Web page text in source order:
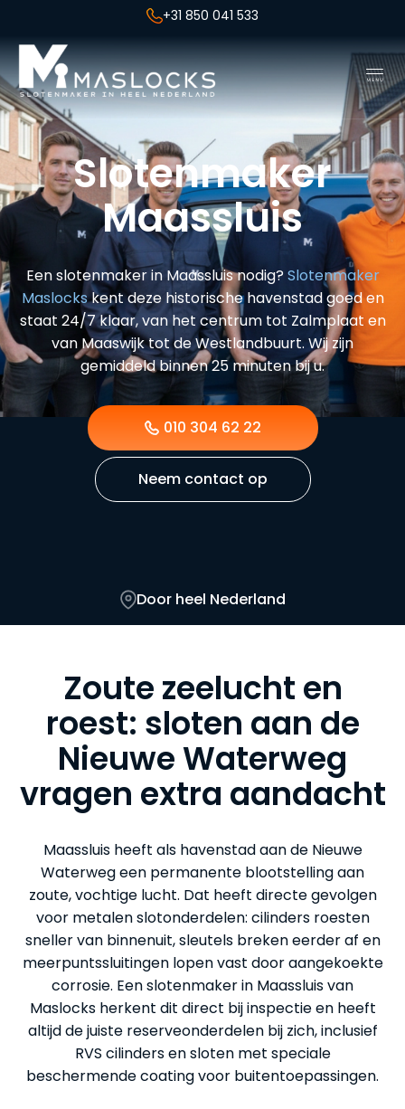
+31 850 041 533
Slotenmaker
Maassluis
Een slotenmaker in Maassluis nodig? Slotenmaker
Maslockskent deze historische havenstad goed en
staat 24/7 klaar, van het centrum tot Zalmplaat en
van Maaswijk tot de Westlandbuurt. Wij zijn
gemiddeld binnen 25 minuten bij u.
010 304 62 22
Neem contact op
Door heel Nederland
Zoute zeelucht en
roest: sloten aan de
Nieuwe Waterweg
vragen extra aandacht
Maassluis heeft als havenstad aan de Nieuwe
Waterweg een permanente blootstelling aan
zoute, vochtige lucht. Dat heeft directe gevolgen
voor metalen slotonderdelen: cilinders roesten
sneller van binnenuit, sleutels breken eerder af en
meerpuntssluitingen lopen vast door aangekoekte
corrosie. Een slotenmaker in Maassluis van
Maslocks herkent dit direct bij inspectie en heeft
altijd de juiste reserveonderdelen bij zich, inclusief
RVS cilinders en sloten met speciale
beschermende coating voor buitentoepassingen.